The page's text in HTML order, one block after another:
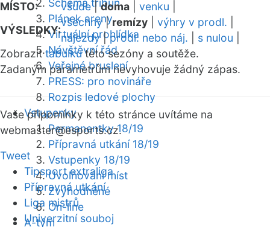
Schéma tribun
Plánek areny
Virtuální prohlídka
Návštěvní řád
Veřejné bruslení
PRESS: pro novináře
Rozpis ledové plochy
Vstupenky
Permanentky 18/19
Přípravná utkání 18/19
Vstupenky 18/19
Uvolňování míst
Zvýhodněné
On-line
A-tým
MÍSTO:
všude|doma venku
VÝSLEDKY:
všechny|remízy výhry v prodl.
nájezdy|prodl. nebo náj. s nulou
Zobrazittabulkutéto sezóny a soutěže.
Zadaným parametrům nevyhovuje žádný zápas.
Vaše připomínky k této stránce uvítáme na
webmaster@esports.cz.
Tweet
Tipsport extraliga
Přípravná utkání
Liga mistrů
Univerzitní souboj